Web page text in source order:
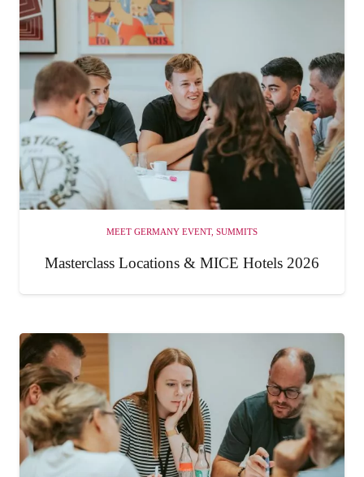
MEET GERMANY EVENT, SUMMITS
Masterclass Locations & MICE Hotels 2026